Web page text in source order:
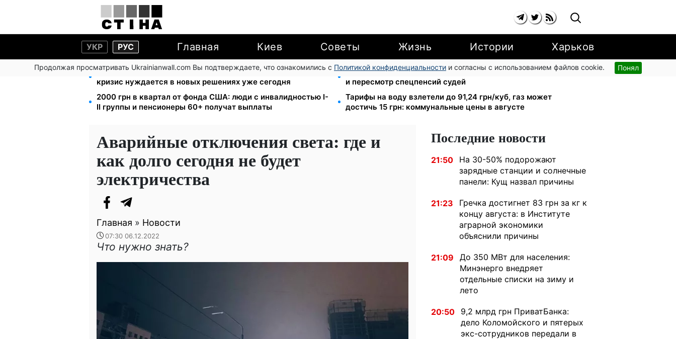
УКР РУС Главная Киев Советы Жизнь Истории Харьков
Продолжая просматривать Ukrainianwall.com Вы подтверждаете, что ознакомились с Политикой конфиденциальности и согласны с использованием файлов cookie. Понял
Директор ДОЗ Киева Татьяна Мостепан: Демографический
кризис нуждается в новых решениях уже сегодня
Пенсионная реформа в сентябре: добровольные накопления
и пересмотр спецпенсий судей
2000 грн в квартал от фонда США: люди с инвалидностью I-
II группы и пенсионеры 60+ получат выплаты
Тарифы на воду взлетели до 91,24 грн/куб, газ может
достичь 15 грн: коммунальные цены в августе
Аварийные отключения света: где и
как долго сегодня не будет
электричества
Главная » Новости
07:30 06.12.2022
Что нужно знать?
Последние новости
21:50
На 30-50% подорожают
зарядные станции и солнечные
панели: Кущ назвал причины
21:23
Гречка достигнет 83 грн за кг к
концу августа: в Институте
аграрной экономики
объяснили причины
21:09
До 350 МВт для населения:
Минэнерго внедряет
отдельные списки на зиму и
лето
20:50
9,2 млрд грн ПриватБанка:
дело Коломойского и пятерых
экс-сотрудников передали в